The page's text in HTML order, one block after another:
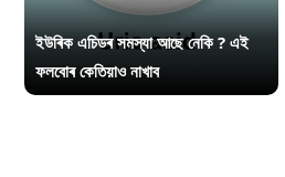
ইউৰিক এচিডৰ সমস্যা আছে নেকি ? এই
ফলবোৰ কেতিয়াও নাখাব